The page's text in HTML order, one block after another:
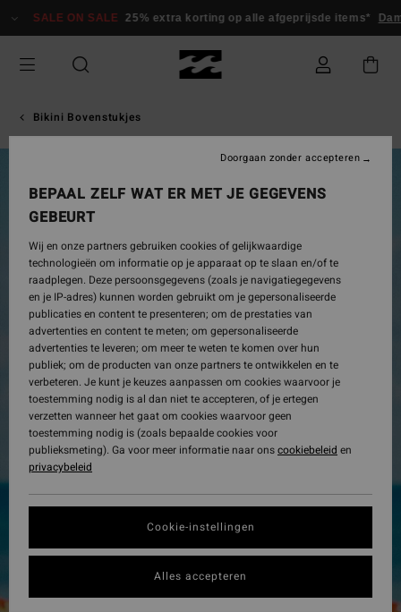
naar
SALE ON SALE 25% extra korting op alle afgeprijsde items*
Bikini Bovenstukjes
BEPAAL ZELF WAT ER MET JE GEGEVENS
GEBEURT
Wij en onze partners gebruiken cookies of gelijkwaardige
technologieën om informatie op je apparaat op te slaan en/of te
raadplegen. Deze persoonsgegevens (zoals je navigatiegegevens
en je IP-adres) kunnen worden gebruikt om je gepersonaliseerde
publicaties en content te presenteren; om de prestaties van
advertenties en content te meten; om gepersonaliseerde
advertenties te leveren; om meer te weten te komen over hun
publiek; om de producten van onze partners te ontwikkelen en te
verbeteren. Je kunt je keuzes aanpassen om cookies waarvoor je
toestemming nodig is al dan niet te accepteren, of je ertegen
verzetten wanneer het gaat om cookies waarvoor geen
toestemming nodig is (zoals bepaalde cookies voor
publieksmeting). Ga voor meer informatie naar onscookiebeleid en
privacybeleid
Cookie-instellingen
Doorgaan zonder accepteren
Alles accepteren